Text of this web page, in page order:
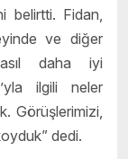
belirtti. Fidan,
ve diğer
daha iyi
ilgili neler
Görüşlerimizi,
dedi.